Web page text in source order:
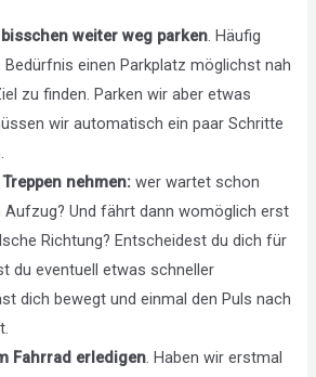
weiter weg parken. Häufig
Bedürfnis einen Parkplatz möglichst nah
zu finden. Parken wir aber etwas
wir automatisch ein paar Schritte
nehmen:wer wartet schon
Aufzug? Und fährt dann womöglich erst
Richtung? Entscheidest du dich für
du eventuell etwas schneller
dich bewegt und einmal den Puls nach
Fahrrad erledigen. Haben wir erstmal